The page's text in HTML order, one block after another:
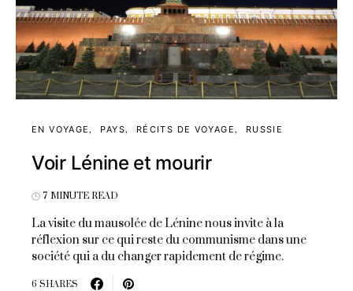
EN VOYAGE PAYS RÉCITS DE VOYAGE RUSSIE
Voir Lénine et mourir
7 MINUTE READ
La visite du mausolée de Lénine nous invite à la
réflexion sur ce qui reste du communisme dans une
société qui a du changer rapidement de régime.
6 SHARES